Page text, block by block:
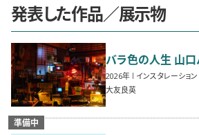
発表した作品／展示物
バラ色の人生 山口
2026
インスタレーション
大友良英
準備中